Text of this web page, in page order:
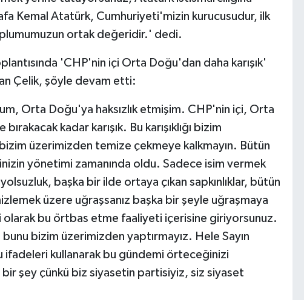
Kemal Atatürk, Cumhuriyeti'mizin kurucusudur, ilk
ortak değeridir.' dedi.
'CHP'nin içi Orta Doğu'dan daha karışık'
Çelik, şöyle devam etti:
Orta Doğu'ya haksızlık etmişim. CHP'nin içi, Orta
kadar karışık. Bu karışıklığı bizim
üzerimizden temize çekmeye kalkmayın. Bütün
yönetimi zamanında oldu. Sadece isim vermek
başka bir ilde ortaya çıkan sapkınlıklar, bütün
üzere uğraşsanız başka bir şeyle uğraşmaya
olarak bu örtbas etme faaliyeti içerisine giriyorsunuz.
bizim üzerimizden yaptırmayız. Hele Sayın
ifadeleri kullanarak bu gündemi örteceğinizi
bir şey çünkü biz siyasetin partisiyiz, siz siyaset